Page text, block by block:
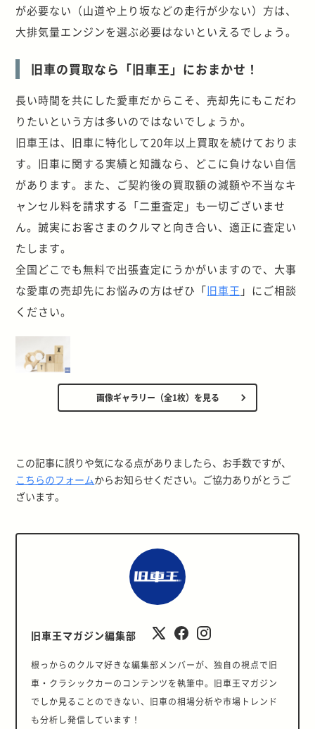
が必要ない（山道や上り坂などの走行が少ない）方は、
大排気量エンジンを選ぶ必要はないといえるでしょう。
旧車の買取なら「旧車王」におまかせ！
長い時間を共にした愛車だからこそ、売却先にもこだわ
りたいという方は多いのではないでしょうか。
旧車王は、旧車に特化して20年以上買取を続けておりま
す。旧車に関する実績と知識なら、どこに負けない自信
があります。また、ご契約後の買取額の減額や不当なキ
ャンセル料を請求する「二重査定」も一切ございませ
ん。誠実にお客さまのクルマと向き合い、適正に査定い
たします。
全国どこでも無料で出張査定にうかがいますので、大事
な愛車の売却先にお悩みの方はぜひ「旧車王 」にご相談
ください。
画像ギャラリー（全1枚）を見る
この記事に誤りや気になる点がありましたら、お手数ですが、
こちらのフォームからお知らせください。ご協力ありがとうご
ざいます。
旧車王マガジン編集部
根っからのクルマ好きな編集部メンバーが、独自の視点で旧
車・クラシックカーのコンテンツを執筆中。旧車王マガジン
でしか見ることのできない、旧車の相場分析や市場トレンド
も分析し発信しています！